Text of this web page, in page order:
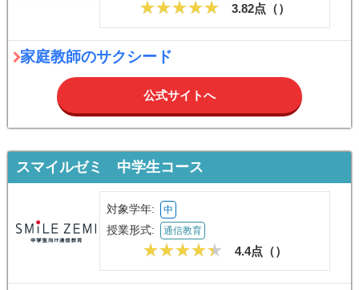
3.82点（）
家庭教師のサクシード
公式サイトへ
スマイルゼミ 中学生コース
対象学年: 中
授業形式: 通信教育
4.4点（）